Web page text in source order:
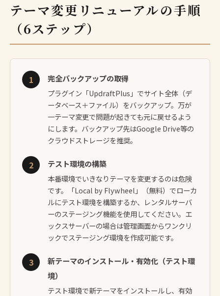
テーマ変更リニューアルの手順
（6ステップ）
1 完全バックアップの取得
プラグイン「UpdraftPlus」でサイト全体（デ
ータベース＋ファイル）をバックアップ。万が
一テーマ変更で問題が起きても元に戻せるよう
にします。バックアップ先はGoogle Drive等の
クラウドストレージを推奨。
2 テスト環境の構築
本番環境でいきなりテーマを変更するのは危険
です。「Local by Flywheel」（無料）でローカ
ルにテスト環境を構築するか、レンタルサーバ
ーのステージング機能を使用してください。エ
ックスサーバーの場合は管理画面からワンクリ
ックでステージング環境を作成可能です。
3
新テーマのインストール・有効化（テスト環
境）
テスト環境で新テーマをインストールし、有効